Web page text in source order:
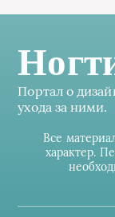
Портал о
ухода за ними.
Все
характер.